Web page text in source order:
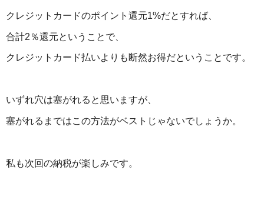
クレジットカードのポイント還元1%だとすれば、
合計2％還元ということで、
クレジットカード払いよりも断然お得だということです。
いずれ穴は塞がれると思いますが、
塞がれるまではこの方法がベストじゃないでしょうか。
私も次回の納税が楽しみです。